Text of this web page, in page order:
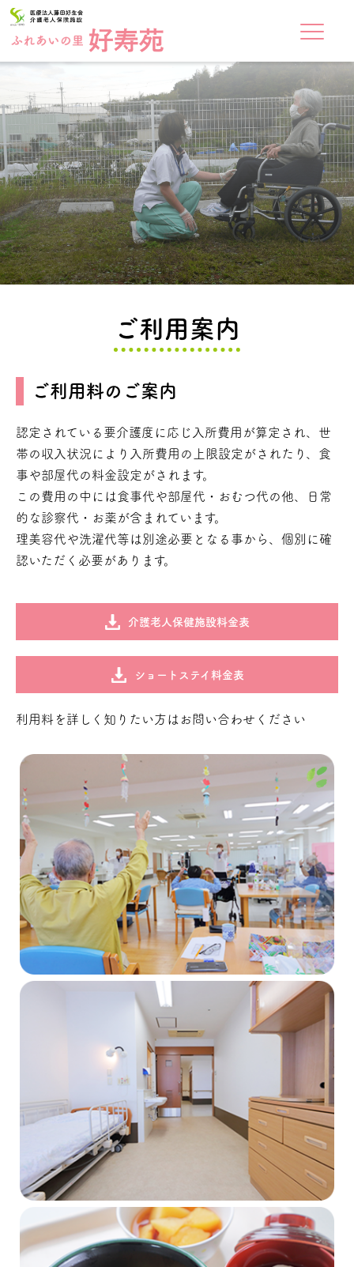
ご利用案内
ご利用料のご案内
認定されている要介護度に応じ入所費用が算定され、世
帯の収入状況により入所費用の上限設定がされたり、食
事や部屋代の料金設定がされます。
この費用の中には食事代や部屋代・おむつ代の他、日常
的な診察代・お薬が含まれています。
理美容代や洗濯代等は別途必要となる事から、個別に確
認いただく必要があります。
介護老人保健施設料金表
ショートステイ料金表
利用料を詳しく知りたい方はお問い合わせください